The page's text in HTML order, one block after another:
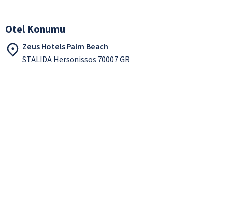
Otel Konumu
Zeus Hotels Palm Beach
STALIDA Hersonissos 70007 GR